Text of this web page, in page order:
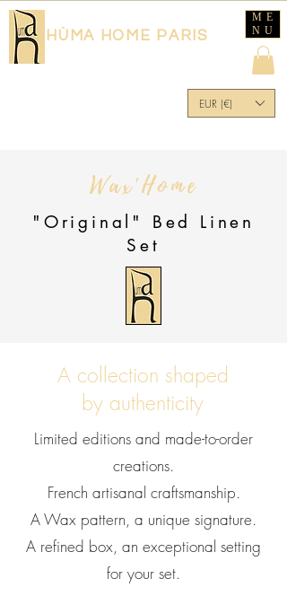
EUR (€)
ME
NU
HÙMA HOME PARIS
Wax'Home
"Original" Bed Linen
Set
A collection shaped
by authenticity
Limited editions and made-to-order
creations.
French artisanal craftsmanship.
A Wax pattern, a unique signature.
A refined box, an exceptional setting
for your set.